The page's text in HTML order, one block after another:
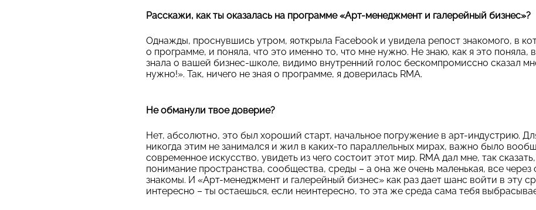
Расскажи, как ты оказалась на программе «Арт-менеджмент и галерейный бизнес»?
Однажды, проснувшись утром, яоткрыла Facebook и увидела репост знакомого, в
о программе, и поняла, что это именно то, что мне нужно. Не знаю, как я это поняла,
знала о вашей бизнес-школе, видимо внутренний голос бескомпромиссно сказал
нужно!». Так, ничего не зная о программе, я доверилась RMA.
Не обманули твое доверие?
Нет, абсолютно, это был хороший старт, начальное погружение в арт-индустрию.
никогда этим не занимался и жил в каких-то параллельных мирах, важно было
современное искусство, увидеть из чего состоит этот мир. RMA дал мне, так
понимание пространства, сообщества, среды – а она же очень маленькая, все через
знакомы. И «Арт-менеджмент и галерейный бизнес» как раз дает шанс войти в эту
интересно – ты остаешься, если неинтересно, то эта же среда сама тебя